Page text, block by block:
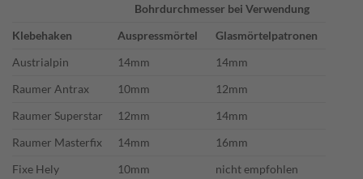
Bohrdurchmesser bei Verwendung
Klebehaken
Auspressmörtel
Glasmörtelpatronen
Austrialpin
14mm
14mm
Raumer Antrax
10mm
12mm
Raumer Superstar
12mm
14mm
Raumer Masterfix
14mm
16mm
Fixe Hely
10mm
nicht empfohlen